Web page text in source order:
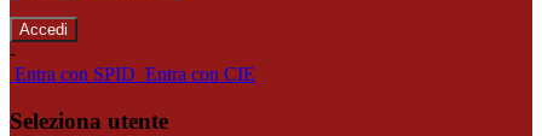
-
Entra con SPID Entra con CIE
Seleziona utente